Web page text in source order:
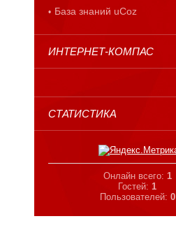
База знаний uCoz
ИНТЕРНЕТ-КОМПАС
СТАТИСТИКА
Онлайн всего: 1
Гостей: 1
Пользователей: 0